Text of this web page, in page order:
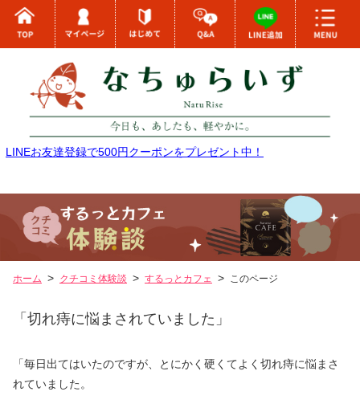
LINEお友達登録で500円クーポンをプレゼント中！
ホーム クチコミ体験談 するっとカフェ このページ
「切れ痔に悩まされていました」
「毎日出てはいたのですが、とにかく硬くてよく切れ痔に悩まさ
れていました。